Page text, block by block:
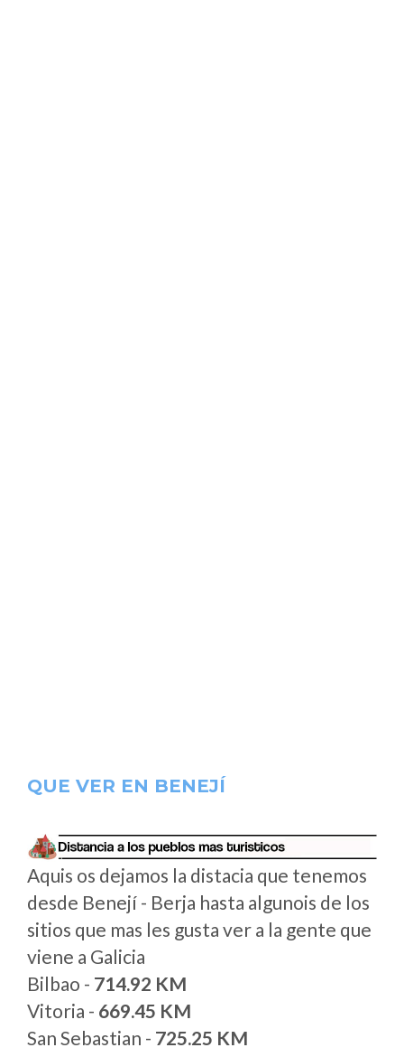
QUE VER EN BENEJÍ
Aquis os dejamos la distacia que tenemos
desde Benejí - Berja hasta algunois de los
sitios que mas les gusta ver a la gente que
viene a Galicia
Bilbao - 714.92 KM
Vitoria - 669.45 KM
San Sebastian - 725.25 KM